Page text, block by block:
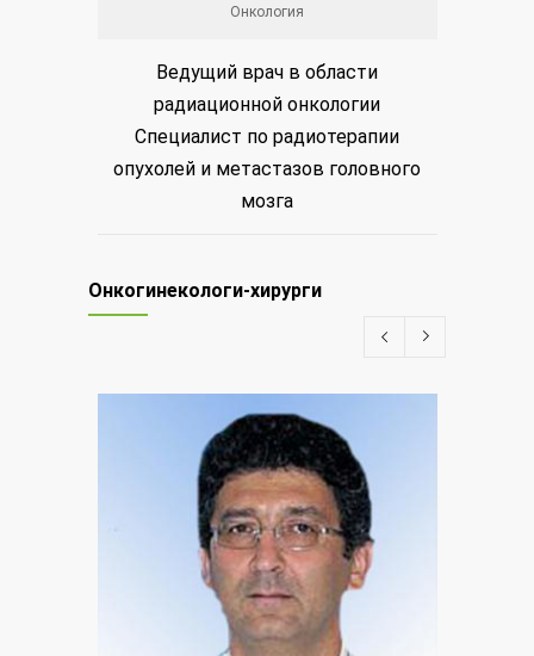
Онкология
Ведущий врач в области
радиационной онкологии
Специалист по радиотерапии
опухолей и метастазов головного
мозга
Онкогинекологи-хирурги